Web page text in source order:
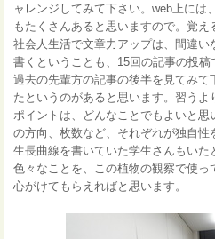
ャレンジしてみて下さい。web上には
もたくさんあると思いますので。覚
社会人生活で文章力アップは、間違
書くということも、15回の記事の投稿
過去の先輩方の記事の後半を見てみ
たというのがあると思います。習う
ポイントは、どんなことでもよいと
の方向、枚数など、それぞれが独自
生長曲線を書いていた学生さんもい
色々なことを、この植物の観察で使
心がけてもらえればと思います。